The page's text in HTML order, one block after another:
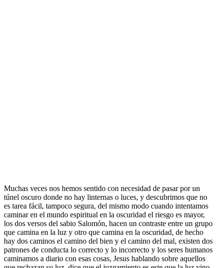
Muchas veces nos hemos sentido con necesidad de pasar por un
túnel oscuro donde no hay linternas o luces, y descubrimos que no
es tarea fácil, tampoco segura, del mismo modo cuando intentamos
caminar en el mundo espiritual en la oscuridad el riesgo es mayor,
los dos versos del sabio Salomón, hacen un contraste entre un grupo
que camina en la luz y otro que camina en la oscuridad, de hecho
hay dos caminos el camino del bien y el camino del mal, existen dos
patrones de conducta lo correcto y lo incorrecto y los seres humanos
caminamos a diario con esas cosas, Jesus hablando sobre aquellos